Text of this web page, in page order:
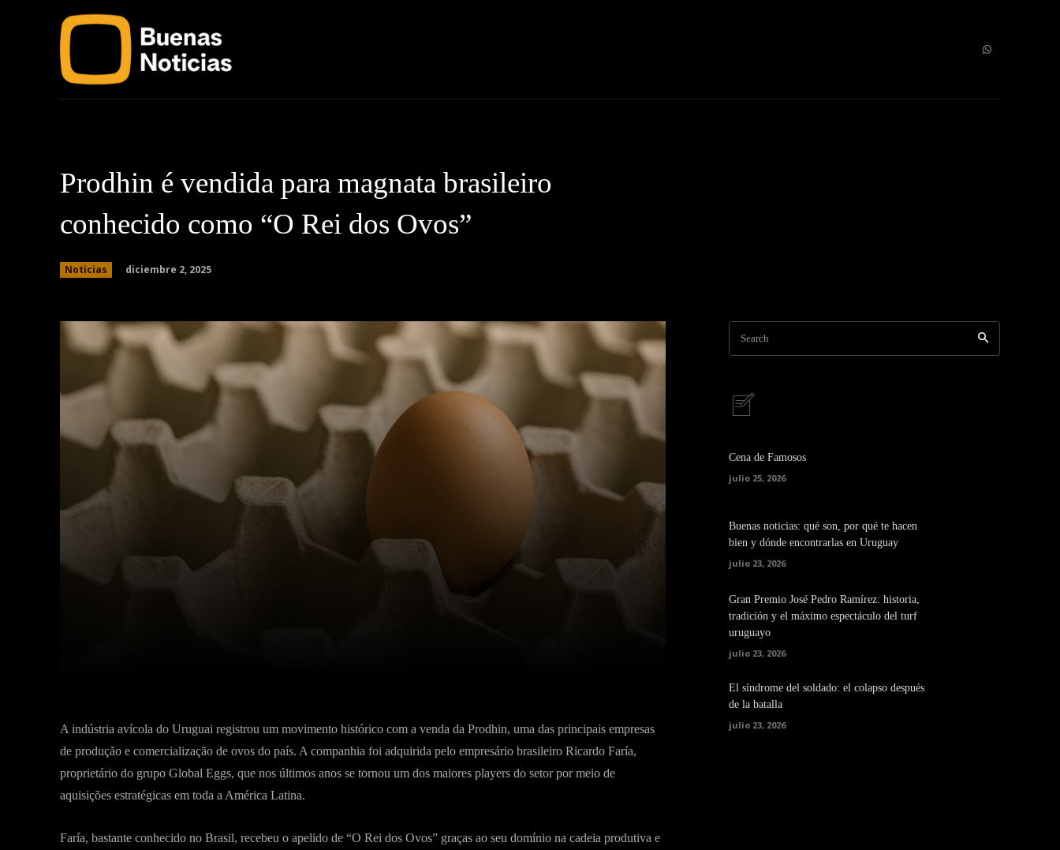
Prodhin é vendida para magnata brasileiro
conhecido como “O Rei dos Ovos”
Noticias diciembre 2, 2025
A indústria avícola do Uruguai registrou um movimento histórico com a venda da Prodhin, uma das principais empresas
de produção e comercialização de ovos do país. A companhia foi adquirida pelo empresário brasileiro Ricardo Faría,
proprietário do grupo Global Eggs, que nos últimos anos se tornou um dos maiores players do setor por meio de
aquisições estratégicas em toda a América Latina.
Faría, bastante conhecido no Brasil, recebeu o apelido de “O Rei dos Ovos” graças ao seu domínio na cadeia produtiva e
Search
Cena de Famosos
julio 25, 2026
Buenas noticias: qué son, por qué te hacen
bien y dónde encontrarlas en Uruguay
julio 23, 2026
Gran Premio José Pedro Ramírez: historia,
tradición y el máximo espectáculo del turf
uruguayo
julio 23, 2026
El síndrome del soldado: el colapso después
de la batalla
julio 23, 2026